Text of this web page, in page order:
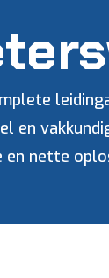
en
en nette